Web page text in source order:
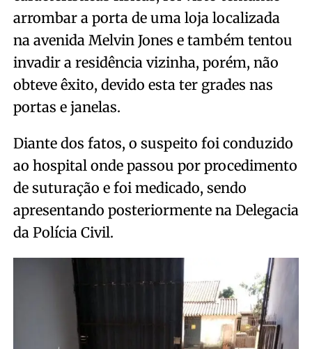
arrombar a porta de uma loja localizada
na avenida Melvin Jones e também tentou
invadir a residência vizinha, porém, não
obteve êxito, devido esta ter grades nas
portas e janelas.
Diante dos fatos, o suspeito foi conduzido
ao hospital onde passou por procedimento
de suturação e foi medicado, sendo
apresentando posteriormente na Delegacia
da Polícia Civil.